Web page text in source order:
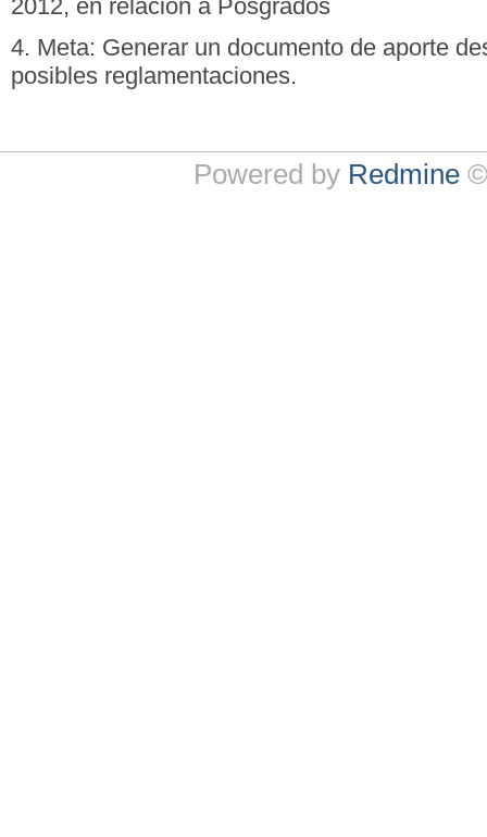
2012, en relación a Posgrados
4. Meta: Generar un documento de aporte
posibles reglamentaciones.
Powered by Redmine